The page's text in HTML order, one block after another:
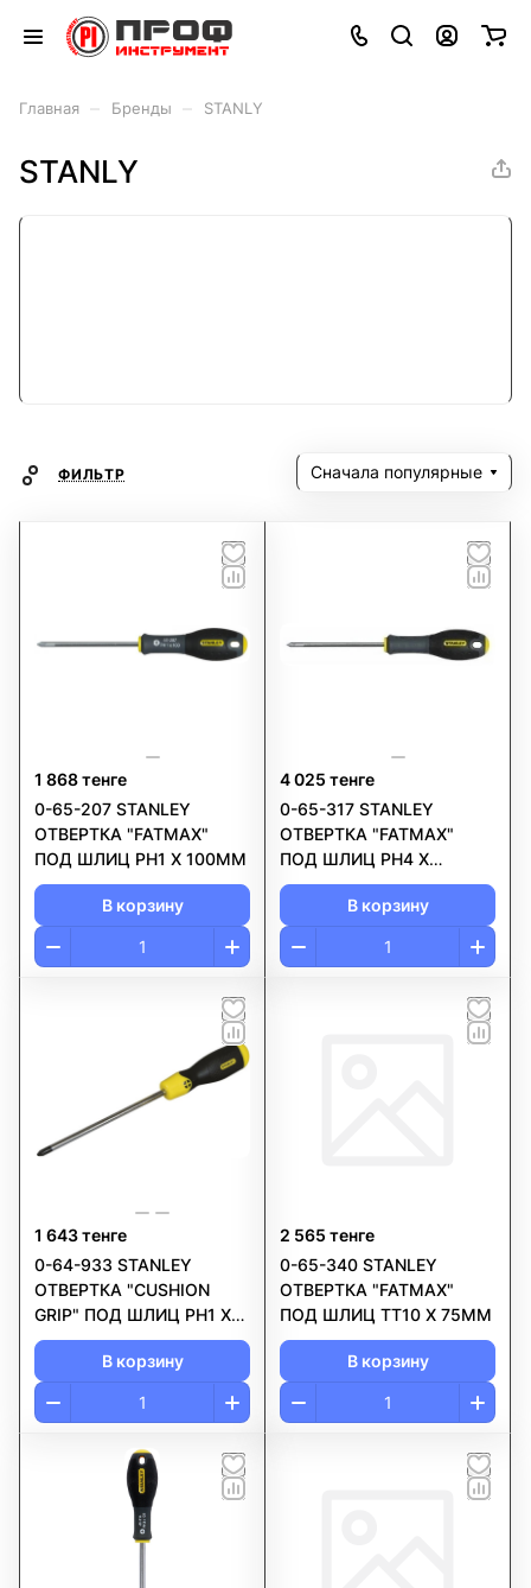
Главная Бренды STANLY
STANLY
ФИЛЬТР Сначала популярные
1 868 тенге
0-65-207 STANLEY
ОТВЕРТКА "FATMAX"
ПОД ШЛИЦ PH1 Х 100ММ
В корзину
4 025 тенге
0-65-317 STANLEY
ОТВЕРТКА "FATMAX"
ПОД ШЛИЦ PH4 Х
200ММ
В корзину
1 643 тенге
0-64-933 STANLEY
ОТВЕРТКА "CUSHION
GRIP" ПОД ШЛИЦ PH1 Х
150ММ
В корзину
2 565 тенге
0-65-340 STANLEY
ОТВЕРТКА "FATMAX"
ПОД ШЛИЦ TT10 Х 75ММ
В корзину